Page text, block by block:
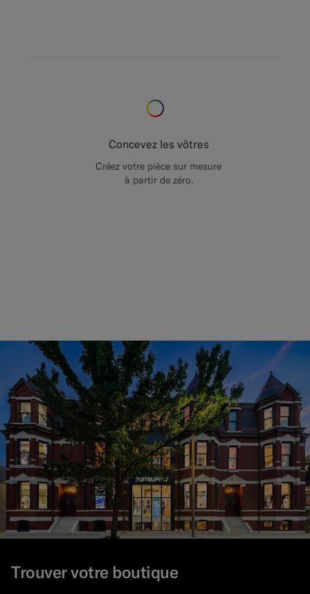
Concevez les vôtres
Créez votre pièce sur mesure
à partir de zéro.
Trouver votre boutique